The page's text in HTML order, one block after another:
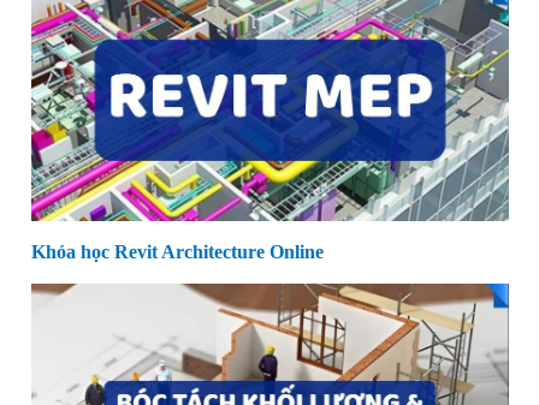
Khóa học Revit Architecture Online